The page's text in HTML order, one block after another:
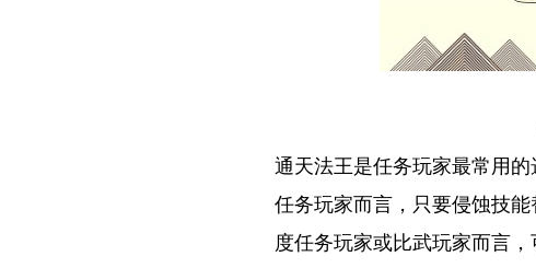
通天法王是任务玩家最常用
任务玩家而言，只要侵蚀技
度任务玩家或比武玩家而言